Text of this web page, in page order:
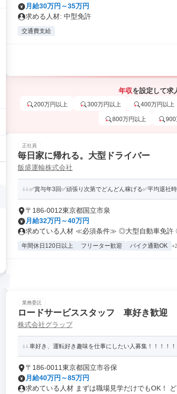
月給30万円～35万円
求める人材: 中型免許
交通費支給
年収を設定して求
200万円以上 300万円以上 400万円以上
800万円以上 900
正社員
毎日家に帰れる。大型ドライバー
飯盛運輸株式会社
✅賞与年3回✅頑張り次第でどんどん稼げる✅平均退社
〒186-0012東京都国立市泉
月給32万円～40万円
求めている人材 ≪必須条件≫ ◎大型自動車免許
年間休日120日以上 フリーター歓迎 バイク通勤OK
業務委託
ロードサービススタッフ 車好き歓迎
株式会社グラップ
車好き、運転好き趣味を仕事にしたい人募集！！！！！
〒186-0011東京都国立市谷保
月給40万円～85万円
求めている人材 まずは職場見学だけでもOK！